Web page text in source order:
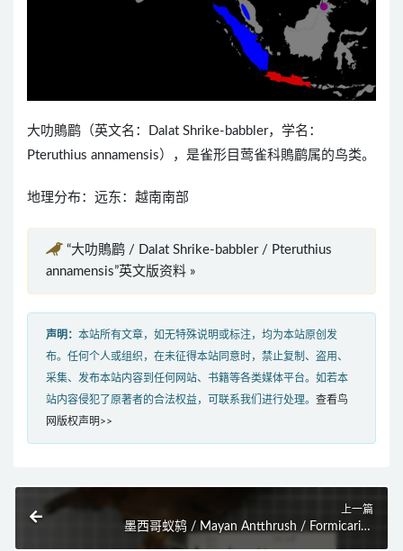
大叻鵙鹛（英文名：Dalat Shrike-babbler，学名：
Pteruthius annamensis），是雀形目莺雀科鵙鹛属的鸟类。
地理分布：远东：越南南部
“大叻鵙鹛 / Dalat Shrike-babbler / Pteruthius
annamensis”英文版资料 »
声明： 本站所有文章，如无特殊说明或标注，均为本站原创发
布。任何个人或组织，在未征得本站同意时，禁止复制、盗用、
采集、发布本站内容到任何网站、书籍等各类媒体平台。如若本
站内容侵犯了原著者的合法权益，可联系我们进行处理。 查看鸟
网版权声明>>
上一篇
墨西哥蚁鸫 / Mayan Antthrush / Formicarius